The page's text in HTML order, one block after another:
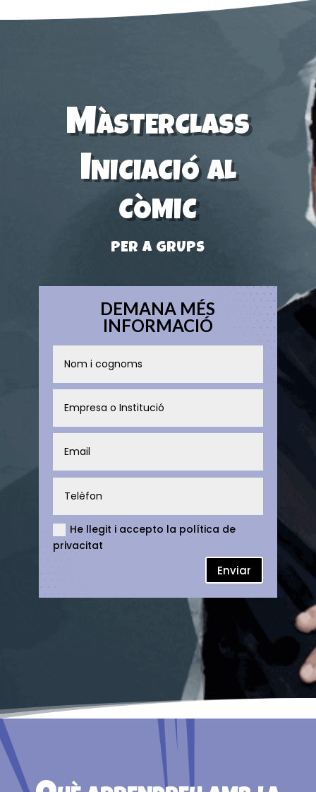
Màsterclass
Iniciació al
còmic
per a grups
DEMANA MÉS
INFORMACIÓ
He llegit i accepto la política de
privacitat
Enviar